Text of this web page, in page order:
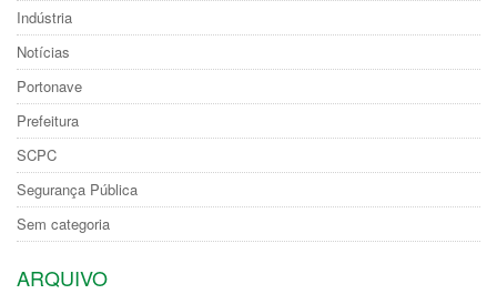
Indústria
Notícias
Portonave
Prefeitura
SCPC
Segurança Pública
Sem categoria
ARQUIVO